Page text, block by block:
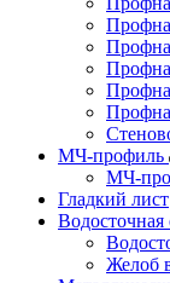
МЧ-профиль
МЧ-
Гладкий лист
Водосточная
Желоб